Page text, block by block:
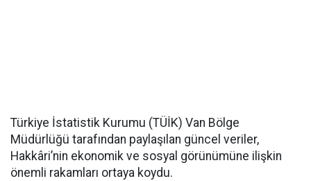
Türkiye İstatistik Kurumu (TÜİK) Van Bölge
Müdürlüğü tarafından paylaşılan güncel veriler,
Hakkâri’nin ekonomik ve sosyal görünümüne ilişkin
önemli rakamları ortaya koydu.